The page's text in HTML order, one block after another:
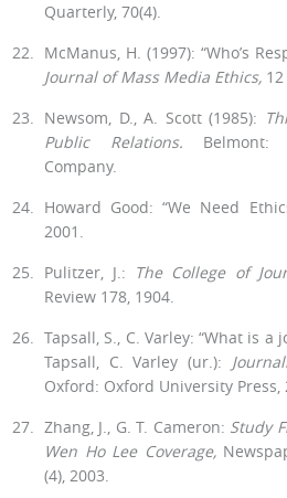
Quarterly, 70(4).
McManus, H. (1997): “Who’s
Journal of Mass Media Ethics,
Newsom, D., A. Scott (1985):
Public Relations. Bel­mont:
Company.
Howard Good: “We Need
2001.
Pulitzer, J.: The College of
Review 178, 1904.
Tapsall, S., C. Varley: “What is a
Tapsall, C. Varley (ur.):
Oxford: Oxford University Press,
Zhang, Ј., G. T. Cameron: Study
Wen Ho Lee Coverage,
(4), 2003.